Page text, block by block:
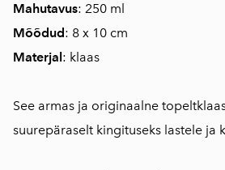
Mahutavus: 250 ml
Mõõdud: 8 x 10 cm
Materjal : klaas
See armas ja originaalne
suurepäraselt kingituseks lastele ja